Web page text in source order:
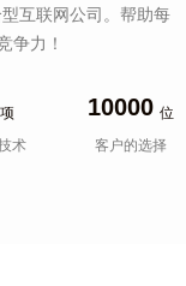
互联网公司。帮助每
争力！
项
术
10000 位
客户的选择